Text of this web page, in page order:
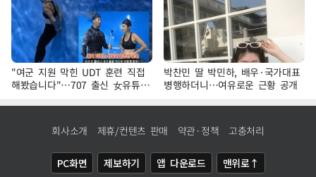
"여군 지원 막힌 UDT 훈련 직접
해봤습니다"…707 출신 女유튜버
'완벽 소화'
박찬민 딸 박민하, 배우·국가대표
병행하더니…여유로운 근황 공개
회사소개 제휴/컨텐츠 판매 약관·정책 고충처리
PC화면 제보하기 앱 다운로드 맨위로↑